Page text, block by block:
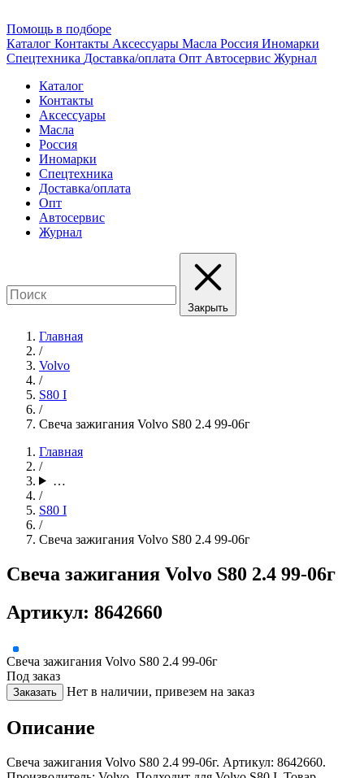
Помощь в подборе
Каталог Контакты Аксессуары Масла Россия Иномарки
Спецтехника Доставка/оплата Опт Автосервис Журнал
Каталог
Контакты
Аксессуары
Масла
Россия
Иномарки
Спецтехника
Доставка/оплата
Опт
Автосервис
Журнал
Закрыть
Главная
/
Volvo
/
S80 I
/
Свеча зажигания Volvo S80 2.4 99-06г
Главная
/
…
/
S80 I
/
Свеча зажигания Volvo S80 2.4 99-06г
Свеча зажигания Volvo S80 2.4 99-06г
Артикул: 8642660
Свеча зажигания Volvo S80 2.4 99-06г
Под заказ
Заказать Нет в наличии, привезем на заказ
Описание
Свеча зажигания Volvo S80 2.4 99-06г. Артикул: 8642660.